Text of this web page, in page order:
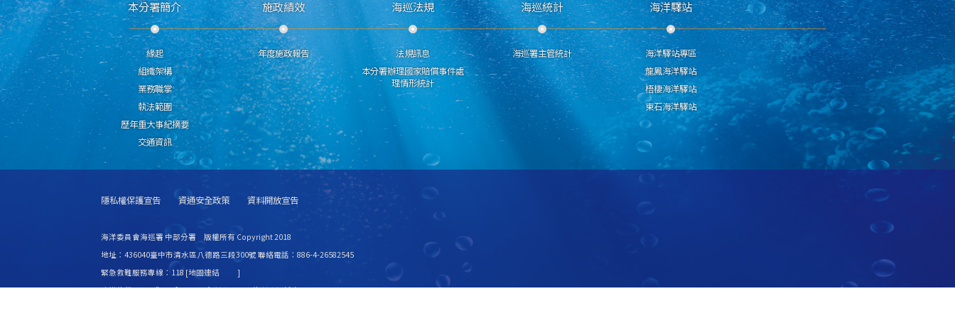
本分署簡介
緣起
組織架構
業務職掌
執法範圍
歷年重大事紀摘要
交通資訊
施政績效
年度施政報告
海巡法規
法規訊息
本分署辦理國家賠償事件處
理情形統計
海巡統計
海巡署主管統計
海洋驛站
海洋驛站專區
龍鳳海洋驛站
梧棲海洋驛站
東石海洋驛站
隱私權保護宣告 資通安全政策 資料開放宣告
海洋委員會海巡署 中部分署 版權所有 Copyright 2018
地址：436040臺中市清水區八德路三段300號 聯絡電話：886-4-26582545
緊急救難服務專線：118 [地圖連結
]
建議使用 IE6.0 或 Firefox2.0 以上瀏覽器，最佳瀏覽解析度 1024x768